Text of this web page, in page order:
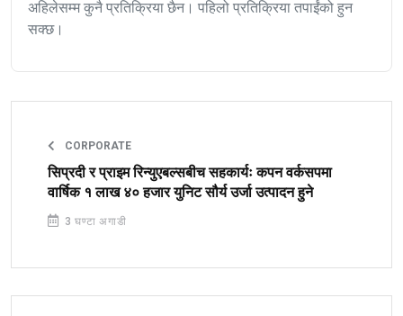
अहिलेसम्म कुनै प्रतिक्रिया छैन। पहिलो प्रतिक्रिया तपाईंको हुन
सक्छ।
CORPORATE
सिप्रदी र प्राइम रिन्युएबल्सबीच सहकार्यः कपन वर्कसपमा
वार्षिक १ लाख ४० हजार युनिट सौर्य उर्जा उत्पादन हुने
3 घण्टा अगाडी